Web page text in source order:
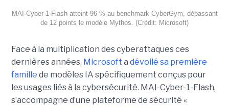
MAI-Cyber-1-Flash atteint 96 % au benchmark CyberGym, dépassant
de 12 points le modèle Mythos. (Crédit: Microsoft)
Face à la multiplication des cyberattaques ces
dernières années, Microsoft a dévoilé sa première
famille de modèles IA spécifiquement conçus pour
les usages liés à la cybersécurité. MAI-Cyber-1-Flash,
s’accompagne d’une plateforme de sécurité «